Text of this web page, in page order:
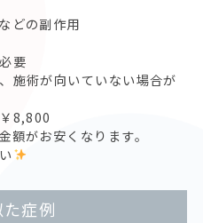
どの副作用
要
施術が向いていない場合が
8,800
額がお安くなります。
症例